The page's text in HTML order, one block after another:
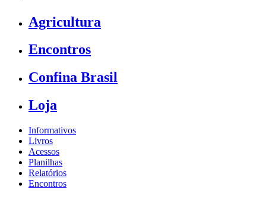
Agricultura
Encontros
Confina Brasil
Loja
Informativos
Livros
Acessos
Planilhas
Relatórios
Encontros